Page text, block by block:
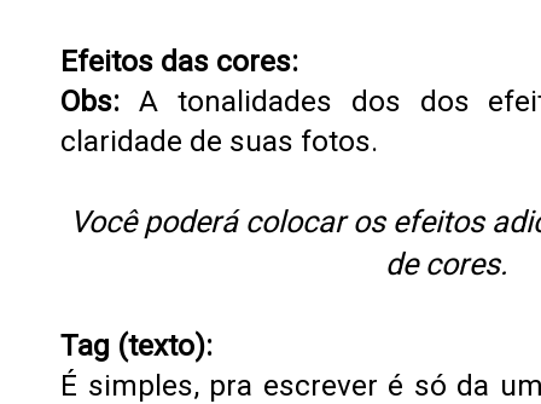
Efeitos das cores:
Obs: A tonalidades dos dos
claridade de suas fotos.
Você poderá colocar os efeitos
de cores.
Tag (texto):
É simples, pra escrever é só da